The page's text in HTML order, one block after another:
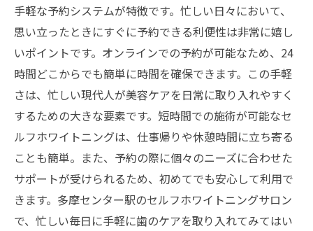
ング
日常の中での小さな贅沢
セルフホワイトニングがもたらす心地よい
ひととき
多摩センター駅で手軽にできるセルフケア
手軽な予約システムが特徴です。忙しい日々において、
思い立ったときにすぐに予約できる利便性は非常に嬉し
いポイントです。オンラインでの予約が可能なため、24
時間どこからでも簡単に時間を確保できます。この手軽
さは、忙しい現代人が美容ケアを日常に取り入れやすく
するための大きな要素です。短時間での施術が可能なセ
ルフホワイトニングは、仕事帰りや休憩時間に立ち寄る
ことも簡単。また、予約の際に個々のニーズに合わせた
サポートが受けられるため、初めてでも安心して利用で
きます。多摩センター駅のセルフホワイトニングサロン
で、忙しい毎日に手軽に歯のケアを取り入れてみてはい